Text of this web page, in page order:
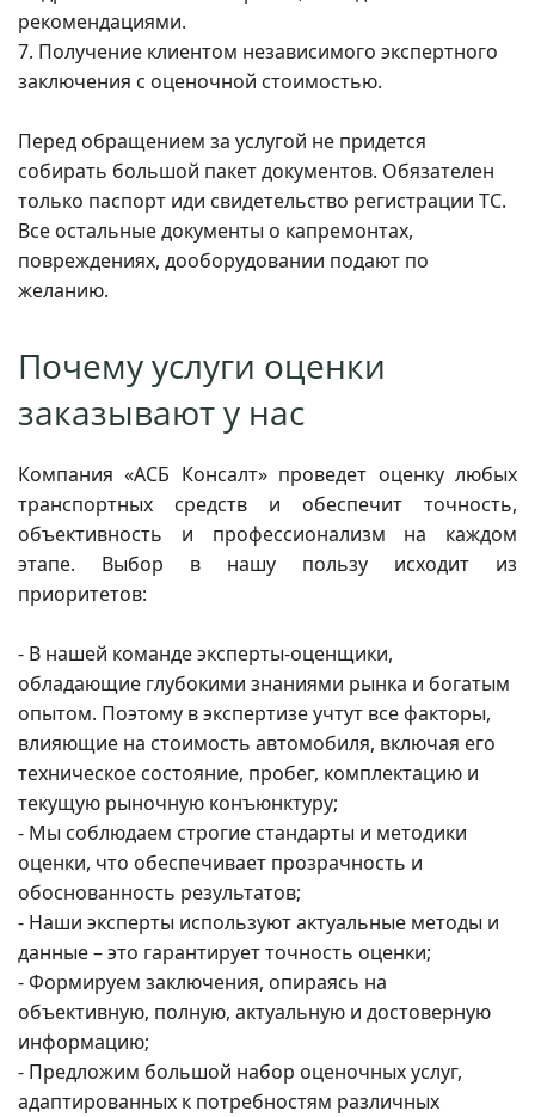
рекомендациями.
7. Получение клиентом независимого экспертного
заключения с оценочной стоимостью.
Перед обращением за услугой не придется
собирать большой пакет документов. Обязателен
только паспорт иди свидетельство регистрации ТС.
Все остальные документы о капремонтах,
повреждениях, дооборудовании подают по
желанию.
Почему услуги оценки
заказывают у нас
Компания «АСБ Консалт» проведет оценку любых
транспортных средств и обеспечит точность,
объективность и профессионализм на каждом
этапе. Выбор в нашу пользу исходит из
приоритетов:
- В нашей команде эксперты-оценщики,
обладающие глубокими знаниями рынка и богатым
опытом. Поэтому в экспертизе учтут все факторы,
влияющие на стоимость автомобиля, включая его
техническое состояние, пробег, комплектацию и
текущую рыночную конъюнктуру;
- Мы соблюдаем строгие стандарты и методики
оценки, что обеспечивает прозрачность и
обоснованность результатов;
- Наши эксперты используют актуальные методы и
данные – это гарантирует точность оценки;
- Формируем заключения, опираясь на
объективную, полную, актуальную и достоверную
информацию;
- Предложим большой набор оценочных услуг,
адаптированных к потребностям различных